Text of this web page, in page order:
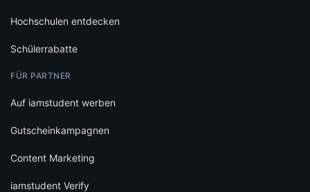
Hochschulen entdecken
Schülerrabatte
FÜR PARTNER
Auf iamstudent werben
Gutscheinkampagnen
Content Marketing
iamstudent Verify